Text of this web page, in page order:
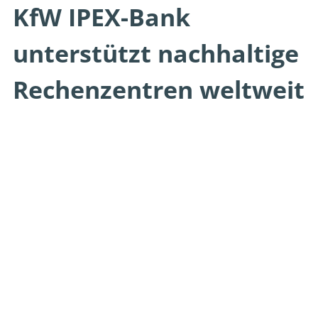
KfW IPEX-Bank
unterstützt nachhaltige
Rechenzentren weltweit